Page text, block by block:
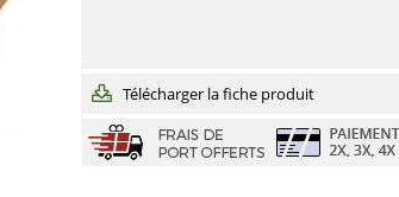
Télécharger la fiche produit